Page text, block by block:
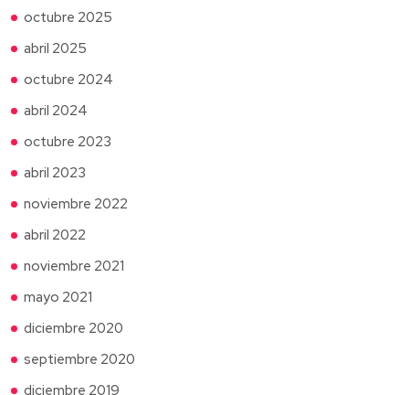
octubre 2025
abril 2025
octubre 2024
abril 2024
octubre 2023
abril 2023
noviembre 2022
abril 2022
noviembre 2021
mayo 2021
diciembre 2020
septiembre 2020
diciembre 2019